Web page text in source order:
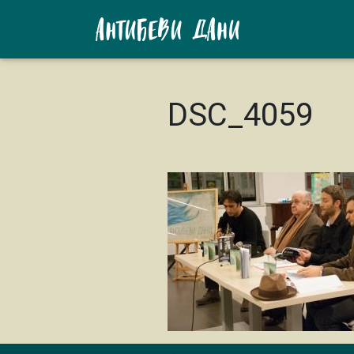
DSC_4059